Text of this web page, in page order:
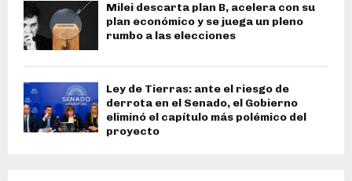
Milei descarta plan B, acelera con su
plan económico y se juega un pleno
rumbo a las elecciones
Ley de Tierras: ante el riesgo de
derrota en el Senado, el Gobierno
eliminó el capítulo más polémico del
proyecto